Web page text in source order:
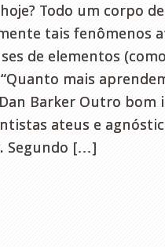
Todo um corpo
tais fenômenos
de elementos
mais
Barker Outro bom
ateus e
Segundo […]